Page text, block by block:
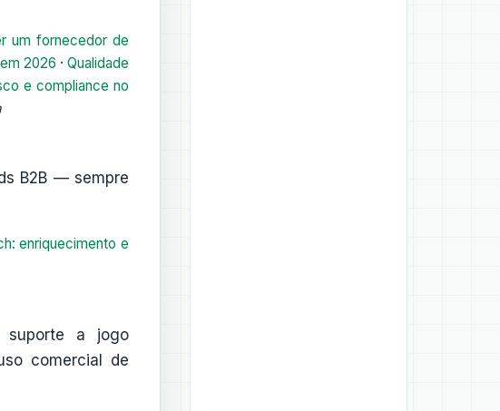
um fornecedor de
2026 ·Qualidade
e compliance no
B2B — sempre
enriquecimento e
suporte a jogo
comercial de